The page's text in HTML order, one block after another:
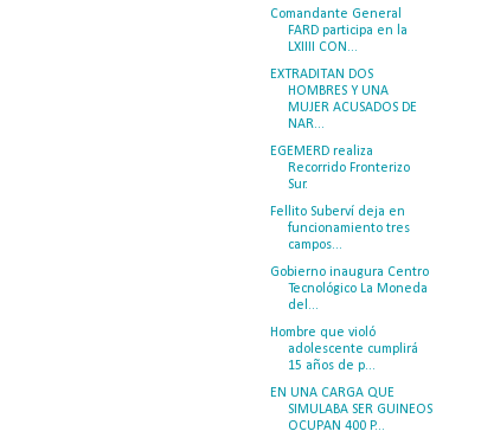
Comandante General
FARD participa en la
LXIIII CON...
EXTRADITAN DOS
HOMBRES Y UNA
MUJER ACUSADOS DE
NAR...
EGEMERD realiza
Recorrido Fronterizo
Sur.
Fellito Suberví deja en
funcionamiento tres
campos...
Gobierno inaugura Centro
Tecnológico La Moneda
del...
Hombre que violó
adolescente cumplirá
15 años de p...
EN UNA CARGA QUE
SIMULABA SER GUINEOS
OCUPAN 400 P...